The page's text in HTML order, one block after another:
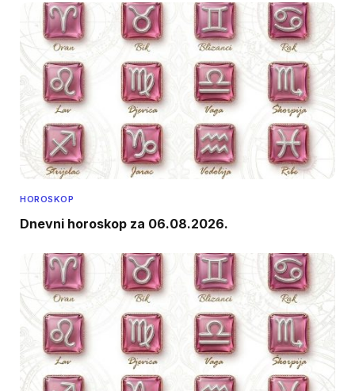
HOROSKOP
Dnevni horoskop za 06.08.2026.